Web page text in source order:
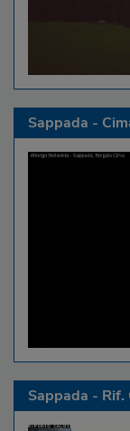
Sappada -
Sappada - Rif.